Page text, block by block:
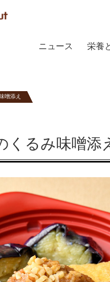
ニュース 栄養
噌添え
くるみ味噌添